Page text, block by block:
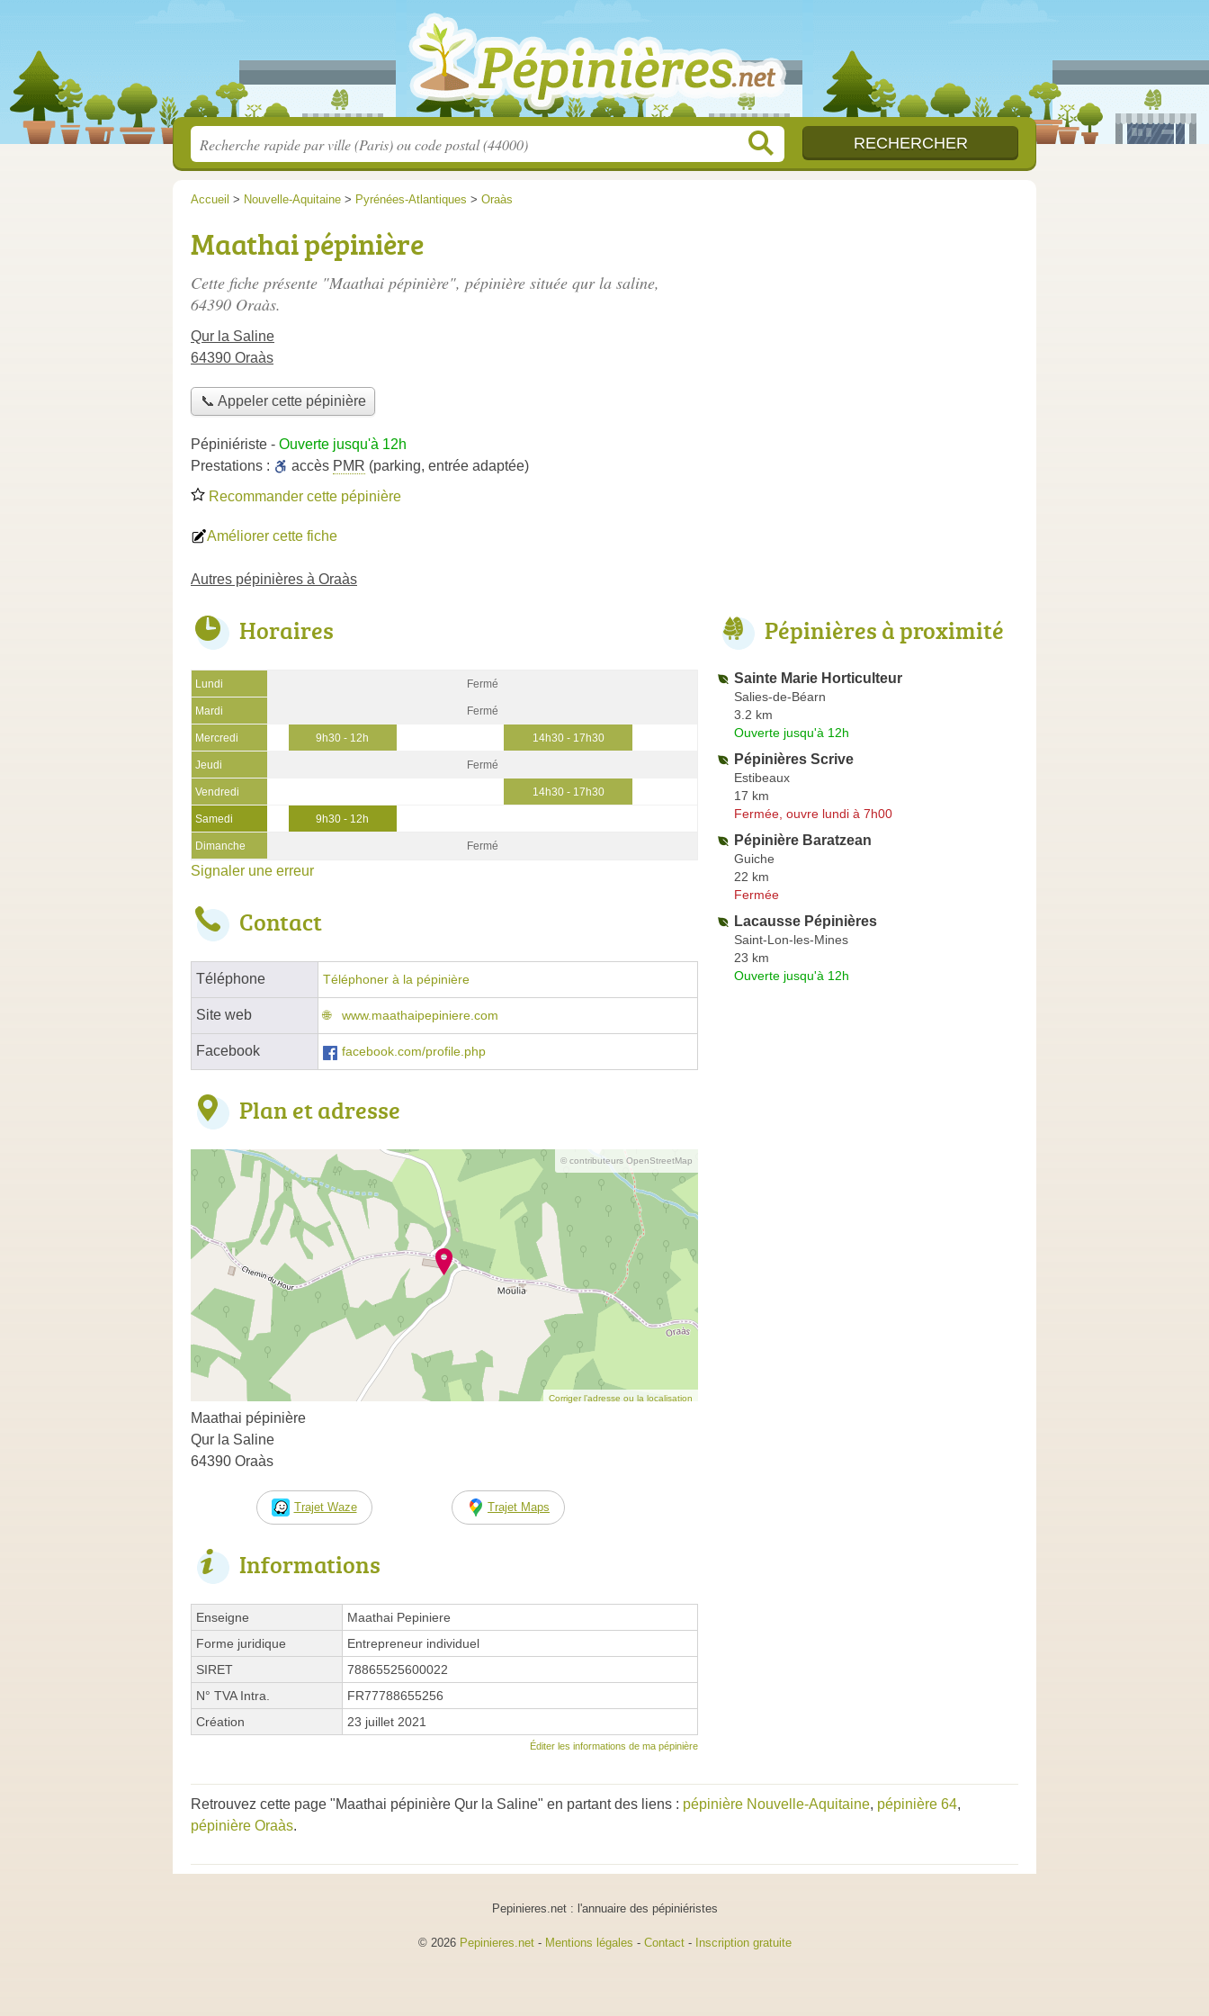
Accueil > Nouvelle-Aquitaine > Pyrénées-Atlantiques > Oraàs
Maathai pépinière
Cette fiche présente "Maathai pépinière", pépinière située qur la saline,
64390 Oraàs.
Qur la Saline
64390 Oraàs
📞 Appeler cette pépinière
Pépiniériste - Ouverte jusqu'à 12h
Prestations :
accès PMR (parking, entrée adaptée)
Recommander cette pépinière
Améliorer cette fiche
Autres pépinières à Oraàs
Horaires
Lundi Fermé
Mardi Fermé
Mercredi 9h30 - 12h 14h30 - 17h30
Jeudi Fermé
Vendredi 14h30 - 17h30
Samedi 9h30 - 12h
Dimanche Fermé
Signaler une erreur
Contact
Téléphone Téléphoner à la pépinière
Site web www.maathaipepiniere.com
Facebook facebook.com/profile.php
Plan et adresse
© contributeurs OpenStreetMap
Corriger l’adresse ou la localisation
Maathai pépinière
Qur la Saline
64390 Oraàs
Trajet Waze Trajet Maps
Informations
Enseigne
Maathai Pepiniere
Forme juridique
Entrepreneur individuel
SIRET
78865525600022
N° TVA Intra.
FR77788655256
Création
23 juillet 2021
Éditer les informations de ma pépinière
Pépinières à proximité
Sainte Marie Horticulteur
Salies-de-Béarn
3.2 km
Ouverte jusqu'à 12h
Pépinières Scrive
Estibeaux
17 km
Fermée, ouvre lundi à 7h00
Pépinière Baratzean
Guiche
22 km
Fermée
Lacausse Pépinières
Saint-Lon-les-Mines
23 km
Ouverte jusqu'à 12h
Retrouvez cette page "Maathai pépinière Qur la Saline" en partant des liens : pépinière Nouvelle-Aquitaine, pépinière 64,
pépinière Oraàs.
Pepinieres.net : l'annuaire des pépiniéristes
© 2026 Pepinieres.net - Mentions légales - Contact- Inscription gratuite